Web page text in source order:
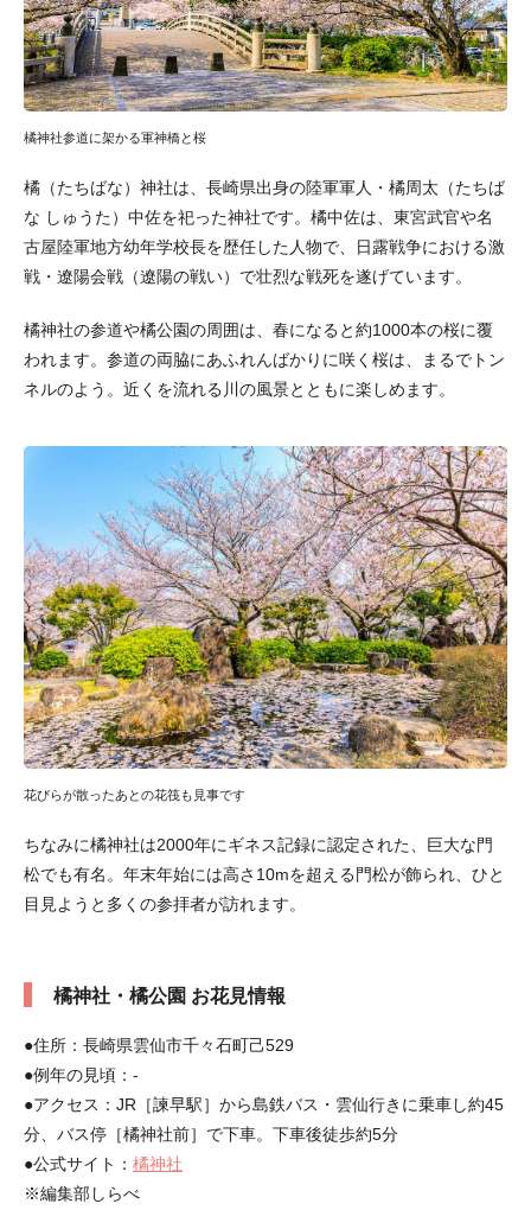
橘神社参道に架かる軍神橋と桜
橘（たちばな）神社は、長崎県出身の陸軍軍人・橘周太（たちば
な しゅうた）中佐を祀った神社です。橘中佐は、東宮武官や名
古屋陸軍地方幼年学校長を歴任した人物で、日露戦争における激
戦・遼陽会戦（遼陽の戦い）で壮烈な戦死を遂げています。
橘神社の参道や橘公園の周囲は、春になると約1000本の桜に覆
われます。参道の両脇にあふれんばかりに咲く桜は、まるでトン
ネルのよう。近くを流れる川の風景とともに楽しめます。
花びらが散ったあとの花筏も見事です
ちなみに橘神社は2000年にギネス記録に認定された、巨大な門
松でも有名。年末年始には高さ10mを超える門松が飾られ、ひと
目見ようと多くの参拝者が訪れます。
橘神社・橘公園 お花見情報
●住所：長崎県雲仙市千々石町己529
●例年の見頃：-
●アクセス：JR［諫早駅］から島鉄バス・雲仙行きに乗車し約45
分、バス停［橘神社前］で下車。下車後徒歩約5分
●公式サイト： 橘神社
※編集部しらべ